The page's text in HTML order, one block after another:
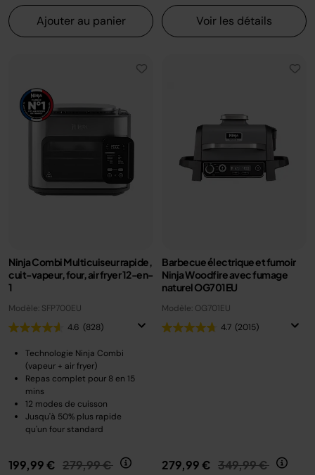
Ajouter au panier Voir les détails
Ninja Combi Multicuiseur rapide,
cuit-vapeur, four, air fryer 12-en-
1
Modèle: SFP700EU
4.6 (828)
Technologie Ninja Combi
(vapeur + air fryer)
Repas complet pour 8 en 15
mins
12 modes de cuisson
Jusqu'à 50% plus rapide
qu'un four standard
199,99 € Prix réduit de
279,99 € au
Barbecue électrique et fumoir
Ninja Woodfire avec fumage
naturel OG701EU
Modèle: OG701EU
4.7 (2015)
279,99 € Prix réduit de
349,99 € au